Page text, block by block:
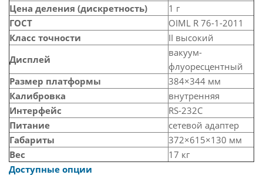
Цена деления (дискретность)
1 г
ГОСТ
OIML R 76-1-2011
Класс точности
II высокий
Дисплей
вакуум-
флуоресцентный
Размер платформы
384×344 мм
Калибровка
внутренняя
Интерфейс
RS-232C
Питание
сетевой адаптер
Габариты
372×615×130 мм
Вес
17 кг
Доступные опции